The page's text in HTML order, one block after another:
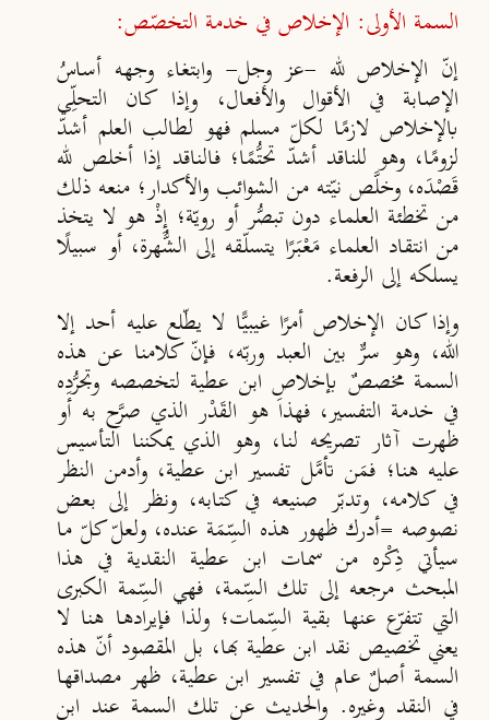
السمة الأولى: الإخلاص في خدمة التخصّص:
إنّ الإخلاص لله -عز وجل- وابتغاء وجهه أساسُ
الإصابة في الأقوال والأفعال، وإذا كان التحلِّي
بالإخلاص لازمًا لكلّ مسلم فهو لطالب العلم أشدّ
لزومًا، وهو للناقد أشدّ تحتُّمًا؛ فالناقد إذا أخلص لله
قَصْدَه، وخلَّص نيّته من الشوائب والأكدار؛ منعه ذلك
من تخطئة العلماء دون تبصُّر أو رويّة؛ إِذْ هو لا يتخذ
من انتقاد العلماء مَعْـبَرًا يتسلّـقه إلى الشُّهرة، أو سبيلًا
يسلكه إلى الرفعة.
وإذا كان الإخلاص أمرًا غيبيًّا لا يطّلع عليه أحد إلا
الله، وهو سرٌّ بين العبد وربّه، فإنّ كلامنا عن هذه
السمة مخصصٌ بإخلاصِ ابن عطية لتخصصه وتجرُّدِه
في خدمة التفسير، فهذا هو القَدْر الذي صرَّح به أو
ظهرت آثار تصريحه لنا، وهو الذي يمكننا التأسيس
عليه هنا؛ فمَن تأمَّل تفسير ابن عطية، وأدمن النظر
في كلامه، وتدبّر صنيعه في كتابه، ونظر إلى بعض
نصوصه =أدرك ظهور هذه السِّمَة عنده، ولعلّ كلّ ما
سيأتي ذِكْره من سمات ابن عطية النقدية في هذا
المبحث مرجعه إلى تلك السِّمة، فهي السِّمة الكبرى
التي تتفرّع عنها بقية السِّمات؛ ولذا فإيرادها هنا لا
يعني تخصيص نقد ابن عطية بها، بل المقصود أنّ هذه
السمة أصلٌ عام في تفسير ابن عطية، ظهر مصداقها
في النقد وغيره. والحديث عن تلك السمة عند ابن